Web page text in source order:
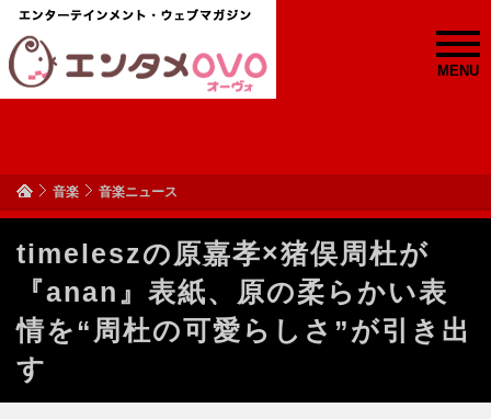
MENU
音楽 音楽ニュース
timeleszの原嘉孝×猪俣周杜が
『anan』表紙、原の柔らかい表
情を“周杜の可愛らしさ”が引き出
す